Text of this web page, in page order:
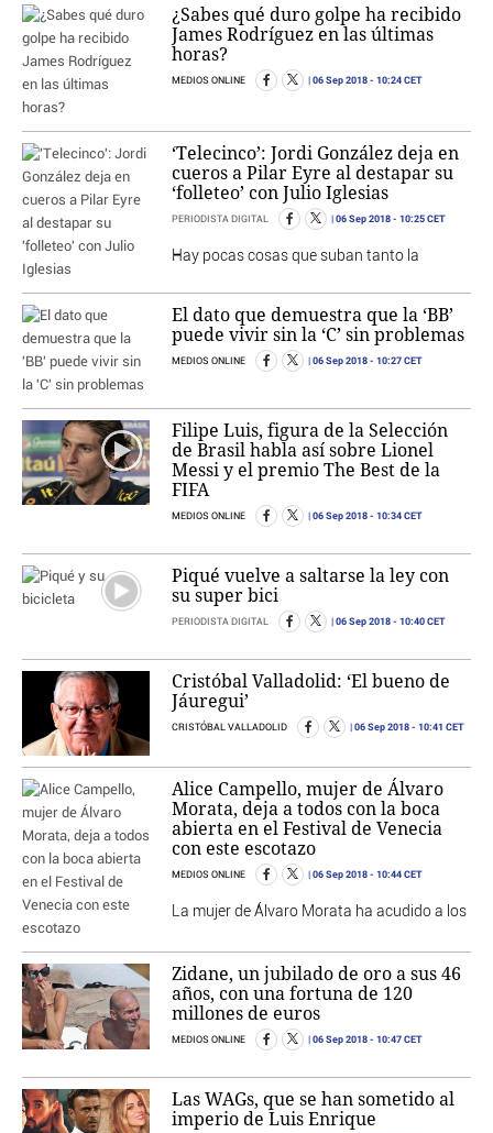
¿Sabes qué duro golpe ha recibido
James Rodríguez en las últimas
horas?
MEDIOS ONLINE 06 Sep 2018 - 10:24 CET
‘Telecinco’: Jordi González deja en
cueros a Pilar Eyre al destapar su
‘folleteo’ con Julio Iglesias
PERIODISTA DIGITAL 06 Sep 2018 - 10:25 CET
Hay pocas cosas que suban tanto la
El dato que demuestra que la ‘BB’
puede vivir sin la ‘C’ sin problemas
MEDIOS ONLINE 06 Sep 2018 - 10:27 CET
Filipe Luis, figura de la Selección
de Brasil habla así sobre Lionel
Messi y el premio The Best de la
FIFA
MEDIOS ONLINE 06 Sep 2018 - 10:34 CET
Piqué vuelve a saltarse la ley con
su super bici
PERIODISTA DIGITAL 06 Sep 2018 - 10:40 CET
Cristóbal Valladolid: ‘El bueno de
Jáuregui’
CRISTÓBAL VALLADOLID 06 Sep 2018 - 10:41 CET
Alice Campello, mujer de Álvaro
Morata, deja a todos con la boca
abierta en el Festival de Venecia
con este escotazo
MEDIOS ONLINE 06 Sep 2018 - 10:44 CET
La mujer de Álvaro Morata ha acudido a los
Zidane, un jubilado de oro a sus 46
años, con una fortuna de 120
millones de euros
MEDIOS ONLINE 06 Sep 2018 - 10:47 CET
Las WAGs, que se han sometido al
imperio de Luis Enrique